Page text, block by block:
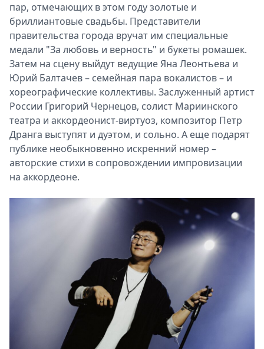
пар, отмечающих в этом году золотые и
бриллиантовые свадьбы. Представители
правительства города вручат им специальные
медали "За любовь и верность" и букеты ромашек.
Затем на сцену выйдут ведущие Яна Леонтьева и
Юрий Балтачев – семейная пара вокалистов – и
хореографические коллективы. Заслуженный артист
России Григорий Чернецов, солист Мариинского
театра и аккордеонист-виртуоз, композитор Петр
Дранга выступят и дуэтом, и сольно. А еще подарят
публике необыкновенно искренний номер –
авторские стихи в сопровождении импровизации
на аккордеоне.